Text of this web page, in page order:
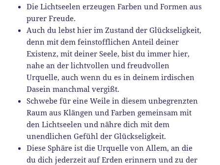
Die Lichtseelen erzeugen Farben und Formen aus
purer Freude.
Auch du lebst hier im Zustand der Glückseligkeit,
denn mit dem feinstofflichen Anteil deiner
Existenz, mit deiner Seele, bist du immer hier,
nahe an der lichtvollen und freudvollen
Urquelle, auch wenn du es in deinem irdischen
Dasein manchmal vergißt.
Schwebe für eine Weile in diesem unbegrenzten
Raum aus Klängen und Farben gemeinsam mit
den Lichtseelen und nähre dich mit dem
unendlichen Gefühl der Glückseligkeit.
Diese Sphäre ist die Urquelle von Allem, an die
du dich jederzeit auf Erden erinnern und zu der